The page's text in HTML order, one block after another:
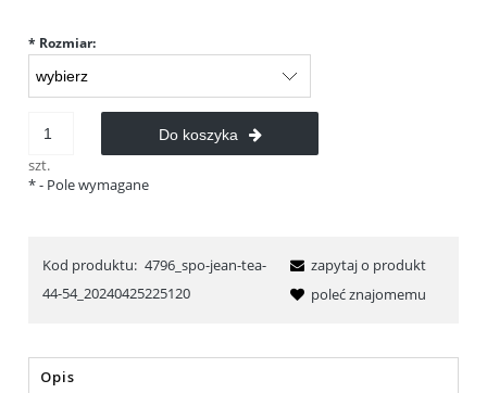
* Rozmiar:
szt.
Do koszyka
*- Pole wymagane
Kod produktu: 4796_spo-jean-tea-
44-54_20240425225120
zapytaj o produkt
poleć znajomemu
Opis